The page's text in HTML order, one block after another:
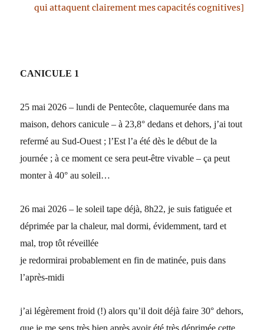
qui attaquent clairement mes capacités cognitives]
CANICULE 1
25 mai 2026 – lundi de Pentecôte, claquemurée dans ma
maison, dehors canicule – à 23,8° dedans et dehors, j’ai tout
refermé au Sud-Ouest ; l’Est l’a été dès le début de la
journée ; à ce moment ce sera peut-être vivable – ça peut
monter à 40° au soleil…
26 mai 2026 – le soleil tape déjà, 8h22, je suis fatiguée et
déprimée par la chaleur, mal dormi, évidemment, tard et
mal, trop tôt réveillée
je redormirai probablement en fin de matinée, puis dans
l’après-midi
j’ai légèrement froid (!) alors qu’il doit déjà faire 30° dehors,
que je me sens très bien après avoir été très déprimée cette